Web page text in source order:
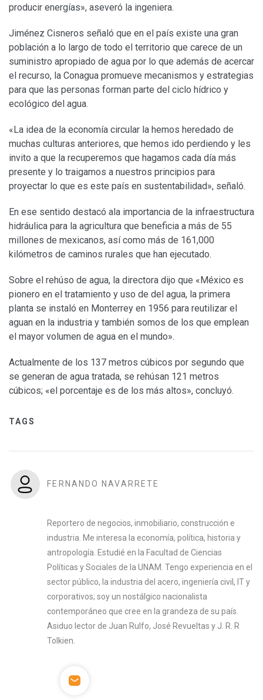
producir energías», aseveró la ingeniera.
Jiménez Cisneros señaló que en el país existe una gran
población a lo largo de todo el territorio que carece de un
suministro apropiado de agua por lo que además de acercar
el recurso, la Conagua promueve mecanismos y estrategias
para que las personas forman parte del ciclo hídrico y
ecológico del agua.
«La idea de la economía circular la hemos heredado de
muchas culturas anteriores, que hemos ido perdiendo y les
invito a que la recuperemos que hagamos cada día más
presente y lo traigamos a nuestros principios para
proyectar lo que es este país en sustentabilidad», señaló.
En ese sentido destacó ala importancia de la infraestructura
hidráulica para la agricultura que beneficia a más de 55
millones de mexicanos, así como más de 161,000
kilómetros de caminos rurales que han ejecutado.
Sobre el rehúso de agua, la directora dijo que «México es
pionero en el tratamiento y uso de del agua, la primera
planta se instaló en Monterrey en 1956 para reutilizar el
aguan en la industria y también somos de los que emplean
el mayor volumen de agua en el mundo».
Actualmente de los 137 metros cúbicos por segundo que
se generan de agua tratada, se rehúsan 121 metros
cúbicos; «el porcentaje es de los más altos», concluyó.
TAGS
FERNANDO NAVARRETE
Reportero de negocios, inmobiliario, construcción e
industria. Me interesa la economía, política, historia y
antropología. Estudié en la Facultad de Ciencias
Políticas y Sociales de la UNAM. Tengo experiencia en el
sector público, la industria del acero, ingeniería civil, IT y
corporativos; soy un nostálgico nacionalista
contemporáneo que cree en la grandeza de su país.
Asiduo lector de Juan Rulfo, José Revueltas y J. R. R
Tolkien.